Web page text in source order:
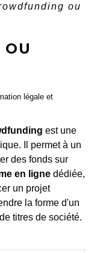
ou
légale et
est une
Il permet à un
des fonds sur
en ligne dédiée,
un projet
la forme d'un
titres de société.